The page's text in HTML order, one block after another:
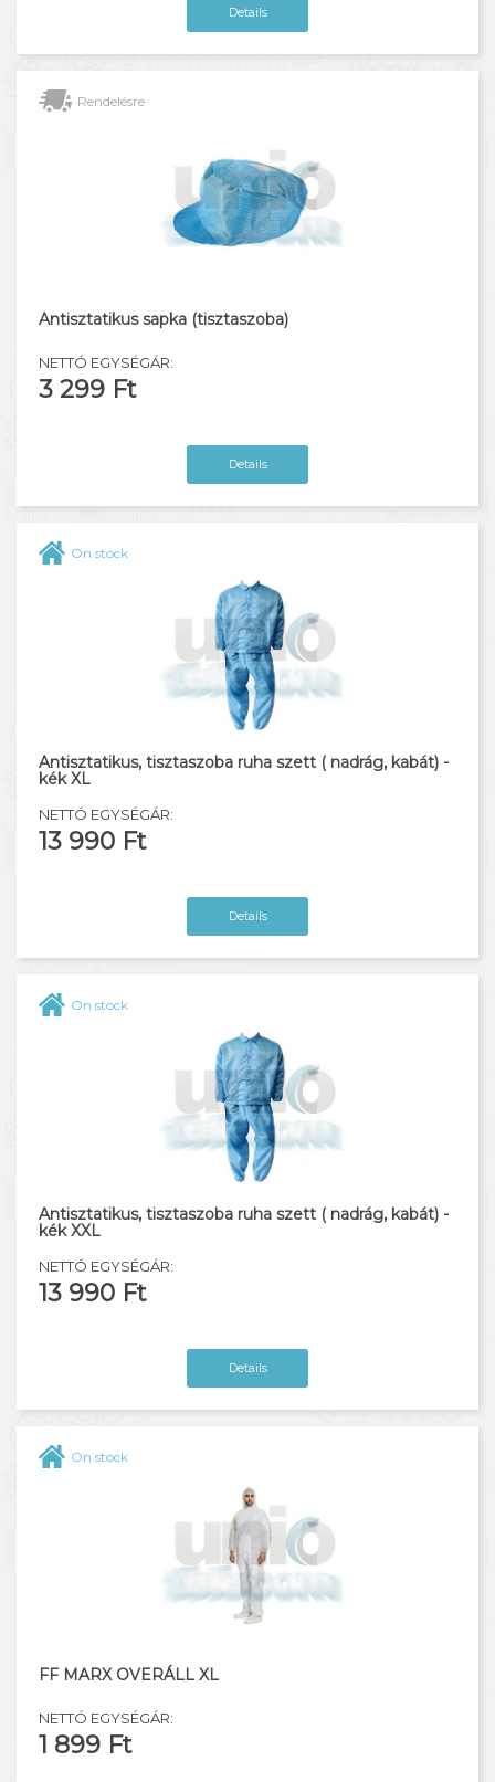
Details
Rendelésre
Antisztatikus sapka (tisztaszoba)
NETTÓ EGYSÉGÁR:
3 299 Ft
Details
On stock
Antisztatikus, tisztaszoba ruha szett ( nadrág, kabát) -
kék XL
NETTÓ EGYSÉGÁR:
13 990 Ft
Details
On stock
Antisztatikus, tisztaszoba ruha szett ( nadrág, kabát) -
kék XXL
NETTÓ EGYSÉGÁR:
13 990 Ft
Details
On stock
FF MARX OVERÁLL XL
NETTÓ EGYSÉGÁR:
1 899 Ft